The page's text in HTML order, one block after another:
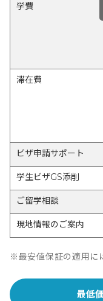
学費
滞在費
ビザ申請サポート
学生ビザGS添削
ご留学相談
現地情報のご案内
※最安値保証の適用に
最低